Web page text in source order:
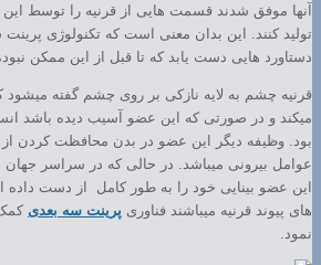
آنها موفق شدند قسمت هایی از قرنیه‌ را توسط این
تولید کنند. این بدان معنی است که تکنولوژی
دستاورد هایی دست یابد که تا قبل از این ممکن
قرنیه چشم به لایه نازکی بر روی چشم گفته میشود
میکند و در صورتی که این عضو آسیب دیده باشد
بود. وظیفه دیگر این عضو در بدن محافظت کردن
عوامل بیرونی میباشد. در حالی که در سراسر جهان
این عضو بینایی خود را به طور کامل از دست داده
های پیوند قرنیه میباشند فناوری پرینت سه بعدی
نمود.